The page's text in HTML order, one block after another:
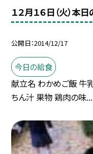
１２月１６日（火）本
公開日 2014/12/17
今日の給食
献立名 わかめご飯 牛
ちん汁 果物 鶏肉の味...